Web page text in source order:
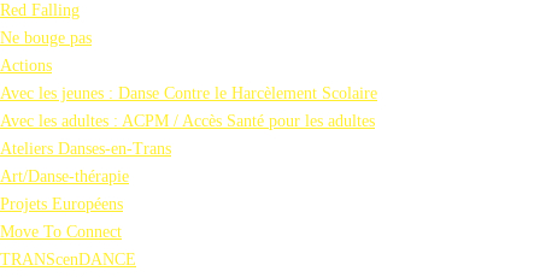
Red Falling
Ne bouge pas
Actions
Avec les jeunes : Danse Contre le Harcèlement Scolaire
Avec les adultes : ACPM / Accès Santé pour les adultes
Ateliers Danses-en-Trans
Art/Danse-thérapie
Projets Européens
Move To Connect
TRANScenDANCE